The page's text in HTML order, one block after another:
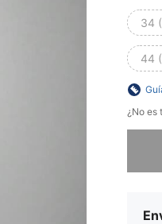
34
44
¿No es